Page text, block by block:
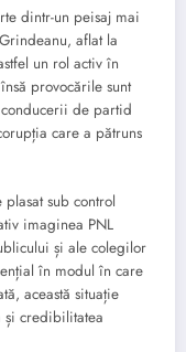
dintr-un peisaj mai
aflat la
un rol activ în
provocările sunt
de partid
care a pătruns
sub control
imaginea PNL
și ale colegilor
în modul în care
această situație
și credibilitatea